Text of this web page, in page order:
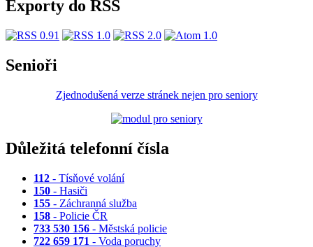
Exporty do RSS
Senioři
Zjednodušená verze stránek nejen pro seniory
Důležitá telefonní čísla
112 - Tísňové volání
150 - Hasiči
155 - Záchranná služba
158 - Policie ČR
733 530 156 - Městská policie
722 659 171 - Voda poruchy